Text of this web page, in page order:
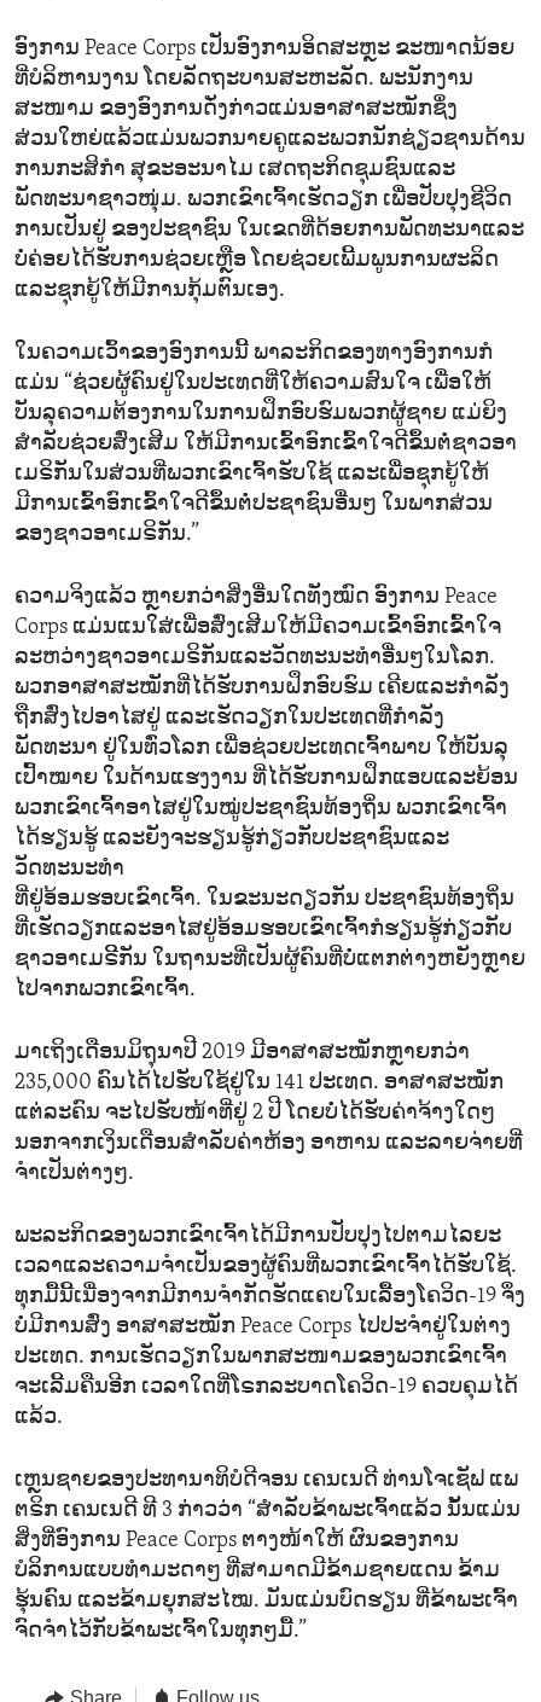
ອົງການ Peace Corps ເປັນອົງການອິດສະຫຼະ ຂະໜາດນ້ອຍ
ທີ່ບໍລິຫານງານ ໂດຍລັດຖະບານສະຫະລັດ. ພະນັກງານ
ສະໜາມ ຂອງອົງການດັ່ງກ່າວແມ່ນອາສາສະໝັກຊຶ່ງ
ສ່ວນໃຫຍ່ແລ້ວແມ່ນພວກນາຍຄູແລະພວກນັກຊ່ຽວຊານດ້ານ
ການກະສິກຳ ສຸຂະອະນາໄມ ເສດຖະກິດຊຸມຊົນແລະ
ພັດທະນາຊາວໜຸ່ມ. ພວກເຂົາເຈົ້າເຮັດວຽກ ເພື່ອປັບປຸງຊີວິດ
ການເປັນຢູ່ ຂອງປະຊາຊົນ ໃນເຂດທີ່ດ້ອຍການພັດທະນາແລະ
ບໍ່ຄ່ອຍໄດ້ຮັບການຊ່ວຍເຫຼືອ ໂດຍຊ່ວຍເພີ້ມພູນການຜະລິດ
ແລະຊຸກຍູ້ໃຫ້ມີການກຸ້ມຕົນເອງ.
ໃນຄວາມເວົ້າຂອງອົງການນີ້ ພາລະກິດຂອງທາງອົງການກໍ
ແມ່ນ “ຊ່ວຍຜູ້ຄົນຢູ່ໃນປະເທດທີ່ໃຫ້ຄວາມສົນໃຈ ເພື່ອໃຫ້
ບັນລຸຄວາມຕ້ອງການໃນການຝຶກອົບຮົມພວກຜູ້ຊາຍ ແມ່ຍິງ
ສຳລັບຊ່ວຍສົ່ງເສີມ ໃຫ້ມີການເຂົ້າອົກເຂົ້າໃຈດີຂຶ້ນຕໍ່ຊາວອາ
ເມຣິກັນໃນສ່ວນທີ່ພວກເຂົາເຈົ້າຮັບໃຊ້ ແລະເພື່ອຊຸກຍູ້ໃຫ້
ມີການເຂົ້າອົກເຂົ້າໃຈດີຂຶ້ນຕໍ່ປະຊາຊົນອື່ນໆ ໃນພາກສ່ວນ
ຂອງຊາວອາເມຣິກັນ.”
ຄວາມຈິງແລ້ວ ຫຼາຍກວ່າສິ່ງອື່ນໃດທັງໝົດ ອົງການ Peace
Corps ແມ່ນແນໃສ່ເພື່ອສົ່ງເສີມໃຫ້ມີຄວາມເຂົ້າອົກເຂົ້າໃຈ
ລະຫວ່າງຊາວອາເມຣິກັນແລະວັດທະນະທຳອື່ນໆໃນໂລກ.
ພວກອາສາສະໝັກທີ່ໄດ້ຮັບການຝຶກອົບຮົມ ເຄີຍແລະກຳລັງ
ຖືກສົ່ງໄປອາໄສຢູ່ ແລະເຮັດວຽກໃນປະເທດທີ່ກຳລັງ
ພັດທະນາ ຢູ່ໃນທົ່ວໂລກ ເພື່ອຊ່ວຍປະເທດເຈົ້າພາບ ໃຫ້ບັນລຸ
ເປົ້າໝາຍ ໃນດ້ານແຮງງານ ທີ່ໄດ້ຮັບການຝຶກແອບແລະຍ້ອນ
ພວກເຂົາເຈົ້າອາໄສຢູ່ໃນໝູ່ປະຊາຊົນທ້ອງຖິ່ນ ພວກເຂົາເຈົ້າ
ໄດ້ຮຽນຮູ້ ແລະຍັງຈະຮຽນຮູ້ກ່ຽວກັບປະຊາຊົນແລະ
ວັດທະນະທຳ
ທີ່ຢູ່ອ້ອມຮອບເຂົາເຈົ້າ. ໃນຂະນະດຽວກັນ ປະຊາຊົນທ້ອງຖິ່ນ
ທີ່ເຮັດວຽກແລະອາໄສຢູ່ອ້ອມຮອບເຂົາເຈົ້າກໍຮຽນຮູ້ກ່ຽວກັບ
ຊາວອາເມຣິີກັນ ໃນຖານະທີ່ເປັນຜູ້ຄົນທີ່ບໍ່ແຕກຕ່າງຫຍັງຫຼາຍ
ໄປຈາກພວກເຂົາເຈົ້າ.
ມາເຖິງເດືອນມິຖຸນາປີ 2019 ມີອາສາສະໝັກຫຼາຍກວ່າ
235,000 ຄົນໄດ້ໄປຮັບໃຊ້ຢູ່ໃນ 141 ປະເທດ. ອາສາສະໝັກ
ແຕ່ລະຄົນ ຈະໄປຮັບໜ້າທີ່ຢູ່ 2 ປີ ໂດຍບໍ່ໄດ້ຮັບຄ່າຈ້າງໃດໆ
ນອກຈາກເງິນເດືອນສຳລັບຄ່າຫ້ອງ ອາຫານ ແລະລາຍຈ່າຍທີ່
ຈຳເປັນຕ່າງໆ.
ພະລະກິດຂອງພວກເຂົາເຈົ້າໄດ້ມີການປັບປຸງໄປຕາມໄລຍະ
ເວລາແລະຄວາມຈຳເປັນຂອງຜູ້ຄົນທີ່ພວກເຂົາເຈົ້າໄດ້ຮັບໃຊ້.
ທຸກມື້ນີ້ເນື່ອງຈາກມີການຈຳກັດຮັດແຄບໃນເລື້ອງໂຄວິດ-19 ຈຶ່ງ
ບໍ່ມີການສົ່ງ ອາສາສະໝັກ Peace Corps ໄປປະຈຳຢູ່ໃນຕ່າງ
ປະເທດ. ການເຮັດວຽກໃນພາກສະໜາມຂອງພວກເຂົາເຈົ້າ
ຈະເລີ້ມຄືນອີກ ເວລາໃດທີ່ໂຣກລະບາດໂຄວິດ-19 ຄວບຄຸມໄດ້
ແລ້ວ.
ເຫຼນຊາຍຂອງປະທານາທິບໍດີຈອນ ເຄນເນດີ ທ່ານໂຈເຊັຟ ແພ
ຕຣິກ ເຄນເນດີ ທີ 3 ກ່າວວ່າ “ສຳລັບຂ້າພະເຈົ້າແລ້ວ ນັ້ນແມ່ນ
ສິ່ງທີ່ອົງການ Peace Corps ຕາງໜ້າໃຫ້ ຜົນຂອງການ
ບໍລິການແບບທຳມະດາໆ ທີ່ສາມາດມີຂ້າມຊາຍແດນ ຂ້າມ
ຮຸ້ນຄົນ ແລະຂ້າມຍຸກສະໄໝ. ມັນແມ່ນບົດຮຽນ ທີ່ຂ້າພະເຈົ້າ
ຈົດຈຳໄວ້ກັບຂ້າພະເຈົ້າໃນທຸກໆມື້.”